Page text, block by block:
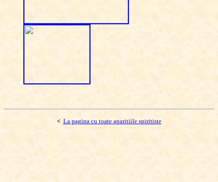
< La pagina cu toate aparitiile spiritiste